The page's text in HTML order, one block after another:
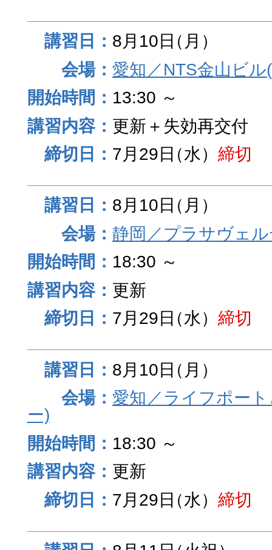
8月10日（月）
愛知／NTS金山ビ
13:30 ～
更新＋失効再交付
7月29日（水） 締切
8月10日（月）
静岡／プラサヴェ
18:30 ～
更新
7月29日（水） 締切
8月10日（月）
愛知／ライフポー
ー)
18:30 ～
更新
7月29日（水） 締切